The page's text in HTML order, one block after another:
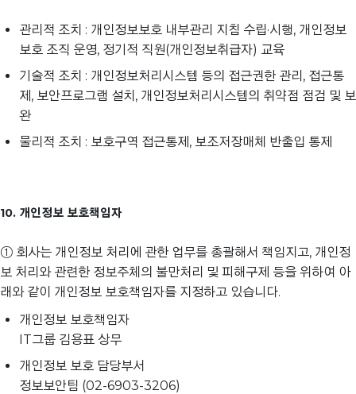
관리적 조치 : 개인정보보호 내부관리 지침 수립·시행, 개인정보
보호 조직 운영, 정기적 직원(개인정보취급자) 교육
기술적 조치 : 개인정보처리시스템 등의 접근권한 관리, 접근통
제, 보안프로그램 설치, 개인정보처리시스템의 취약점 점검 및 보
완
물리적 조치 : 보호구역 접근통제, 보조저장매체 반출입 통제
10. 개인정보 보호책임자
① 회사는 개인정보 처리에 관한 업무를 총괄해서 책임지고, 개인정
보 처리와 관련한 정보주체의 불만처리 및 피해구제 등을 위하여 아
래와 같이 개인정보 보호책임자를 지정하고 있습니다.
개인정보 보호책임자
IT그룹 김용표 상무
개인정보 보호 담당부서
정보보안팀 (02-6903-3206)